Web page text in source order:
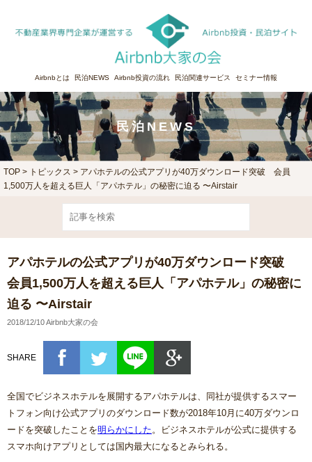
Airbnbとは 民泊NEWS Airbnb投資の流れ 民泊関連サービス セミナー情報
民泊NEWS
TOP > トピックス > アパホテルの公式アプリが40万ダウンロード突破 会員
1,500万人を超える巨人「アパホテル」の秘密に迫る 〜Airstair
アパホテルの公式アプリが40万ダウンロード突破
会員1,500万人を超える巨人「アパホテル」の秘密に
迫る 〜Airstair
2018/12/10 Airbnb大家の会
SHARE
全国でビジネスホテルを展開するアパホテルは、同社が提供するスマー
トフォン向け公式アプリのダウンロード数が2018年10月に40万ダウンロ
ードを突破したことを明らかにした 。ビジネスホテルが公式に提供する
スマホ向けアプリとしては国内最大になるとみられる。